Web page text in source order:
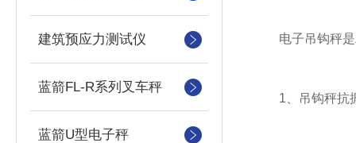
建筑预应力测试仪
蓝箭FL-R系列叉车秤
蓝箭U型电子秤
电子吊钩秤是
1、吊钩秤抗振